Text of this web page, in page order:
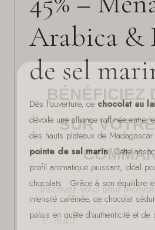
Arabica &
de sel
Dès l’ouverture, cechocolat au
dévoile une alliance raffinée entre le
des hauts plateaux de
pointe de sel marin. Cette
profil aromatique puissant, idéal
chocolats . Grâce à son équilibre
intensité caféinée, ce chocolat
palais en quête d’authenticité et
BÉNÉFICIEZ
SUR
Inscrivez-vous pour
Email